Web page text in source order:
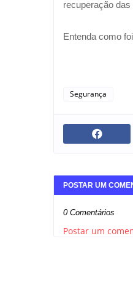
recuperação
Entenda como
Segurança
POSTAR UM
0 Comentários
Postar um